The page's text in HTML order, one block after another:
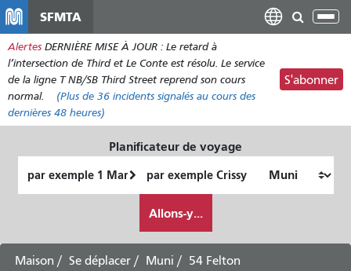
contenu
principal
SFMTA
Alertes DERNIÈRE MISE À JOUR : Le retard à
l’intersection de Third et Le Conte est résolu. Le service
de la ligne T NB/SB Third Street reprend son cours
normal.
(Plus de 36 incidents signalés au cours des
dernières 48 heures)
S'abonner
Planificateur de voyage
de
final
je
veux
voyager
Allons-y...
Maison Se déplacer Muni
54 Felton